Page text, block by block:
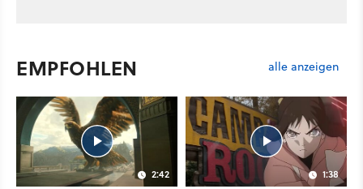
EMPFOHLEN alle anzeigen
2:42 1:38